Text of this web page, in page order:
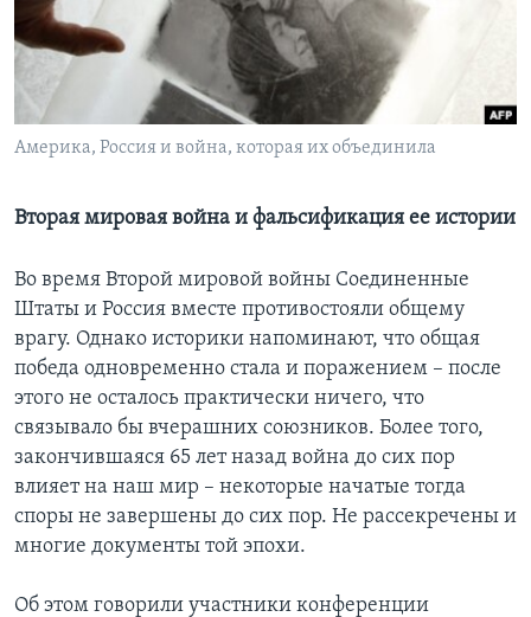
Learning English
СОЦИАЛЬНЫЕ СЕТИ
Языки
Америка, Россия и война, которая их объединила
Вторая мировая война и фальсификация ее истории
Во время Второй мировой войны Соединенные
Штаты и Россия вместе противостояли общему
врагу. Однако историки напоминают, что общая
победа одновременно стала и поражением – после
этого не осталось практически ничего, что
связывало бы вчерашних союзников. Более того,
закончившаяся 65 лет назад война до сих пор
влияет на наш мир – некоторые начатые тогда
споры не завершены до сих пор. Не рассекречены и
многие документы той эпохи.
Об этом говорили участники конференции